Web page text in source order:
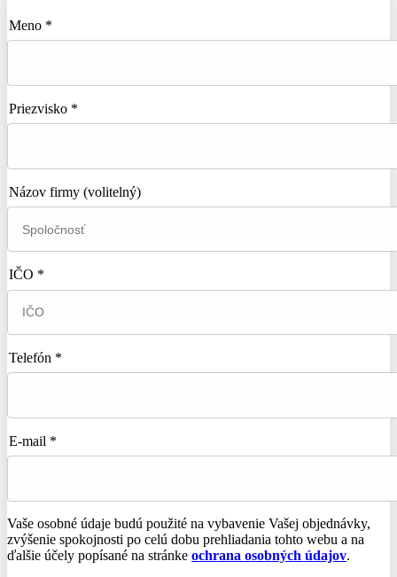
Meno *
Priezvisko *
Názov firmy (volitelný)
IČO *
Telefón *
E-mail *
Vaše osobné údaje budú použité na vybavenie Vašej objednávky,
zvýšenie spokojnosti po celú dobu prehliadania tohto webu a na
ďalšie účely popísané na stránke ochrana osobných údajov.